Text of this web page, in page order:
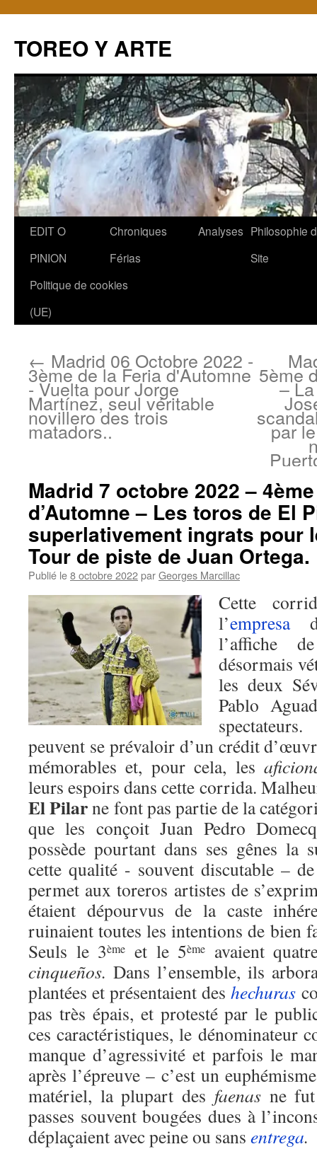
TOREO Y ARTE
Aller
contenu
EDIT O
PINION
Chroniques
Férias
Analyses Philosophie
Site
Politique de cookies
(UE)
← Madrid 06 Octobre 2022 -
3ème de la Feria d'Automne
- Vuelta pour Jorge
Martínez, seul véritable
novillero des trois
matadors..
5ème
–
par
Madrid 7 octobre 2022 –
d’Automne – Les toros de El
superlativement ingrats pour
Tour de piste de Juan Ortega.
Publié le8 octobre 2022parGeorges Marcillac
Cette
l’empresa
l’affiche
désormais
les deux
Pablo
peuvent se prévaloir d’un crédit
mémorables et, pour cela, les
leurs espoirs dans cette corrida.
El Pilarne font pas partie de la
que les conçoit Juan Pedro
possède pourtant dans ses gênes la
cette qualité - souvent discutable –
permet aux toreros artistes de
étaient dépourvus de la caste
ruinaient toutes les intentions de bien
Seuls le 3ème et le 5ème
avaient
cinqueños. Dans l’ensemble, ils
plantées et présentaient deshechuras
pas très épais, et protesté par le
ces caractéristiques, le dénominateur
manque d’agressivité et parfois le
après l’épreuve – c’est un
matériel, la plupart des faenasne fut
passes souvent bougées dues à
déplaçaient avec peine ou sans entrega.